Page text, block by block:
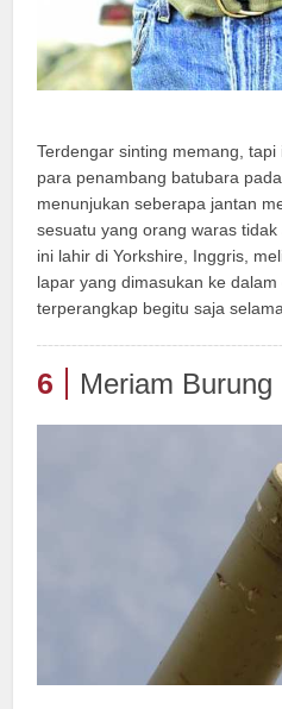
Terdengar sinting memang,
para penambang batubara
menunjukan seberapa jantan
sesuatu yang orang waras
ini lahir di Yorkshire, Inggris,
lapar yang dimasukan ke
terperangkap begitu saja
6 Meriam Burung